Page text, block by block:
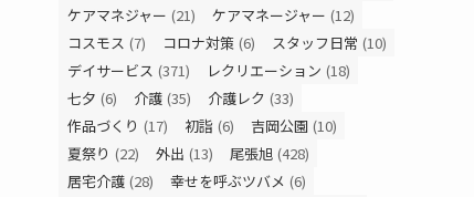
ケアマネジャー (21) ケアマネージャー (12)
コスモス (7) コロナ対策 (6) スタッフ日常 (10)
デイサービス (371) レクリエーション (18)
七夕 (6) 介護 (35) 介護レク (33)
作品づくり (17) 初詣 (6) 吉岡公園 (10)
夏祭り (22) 外出 (13) 尾張旭 (428)
居宅介護 (28) 幸せを呼ぶツバメ (6)